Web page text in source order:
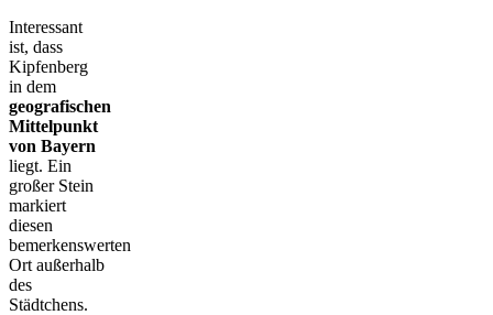
Interessant
ist, dass
Kipfenberg
in dem
geografischen
Mittelpunkt
von Bayern
liegt. Ein
großer Stein
markiert
diesen
bemerkenswerten
Ort außerhalb
des
Städtchens.